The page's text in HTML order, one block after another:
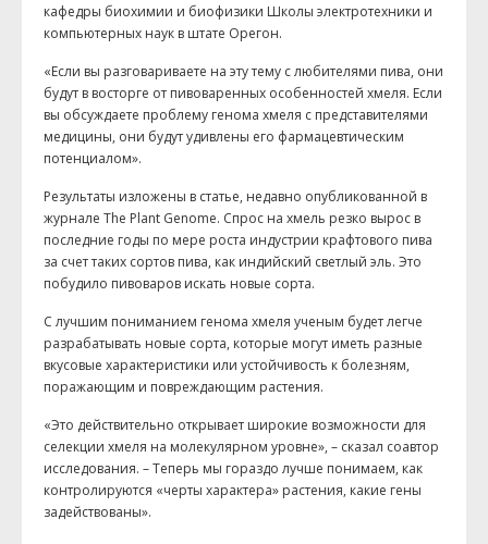
кафедры биохимии и биофизики Школы электротехники и
компьютерных наук в штате Орегон.
«Если вы разговариваете на эту тему с любителями пива, они
будут в восторге от пивоваренных особенностей хмеля. Если
вы обсуждаете проблему генома хмеля с представителями
медицины, они будут удивлены его фармацевтическим
потенциалом».
Результаты изложены в статье, недавно опубликованной в
журнале The Plant Genome. Спрос на хмель резко вырос в
последние годы по мере роста индустрии крафтового пива
за счет таких сортов пива, как индийский светлый эль. Это
побудило пивоваров искать новые сорта.
С лучшим пониманием генома хмеля ученым будет легче
разрабатывать новые сорта, которые могут иметь разные
вкусовые характеристики или устойчивость к болезням,
поражающим и повреждающим растения.
«Это действительно открывает широкие возможности для
селекции хмеля на молекулярном уровне», – сказал соавтор
исследования. – Теперь мы гораздо лучше понимаем, как
контролируются «черты характера» растения, какие гены
задействованы».